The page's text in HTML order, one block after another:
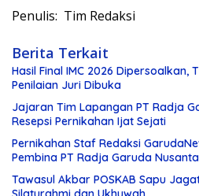
Penulis: Tim Redaksi
Berita Terkait
Hasil Final IMC 2026 Dipersoalkan,
Penilaian Juri Dibuka
Jajaran Tim Lapangan PT Radja
Resepsi Pernikahan Ijat Sejati
Pernikahan Staf Redaksi
Pembina PT Radja Garuda
Tawasul Akbar POSKAB Sapu